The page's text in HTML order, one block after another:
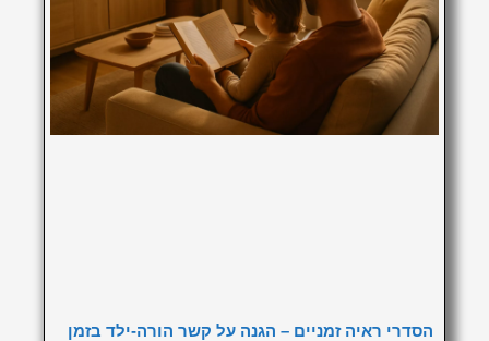
הסדרי ראיה זמניים – הגנה על קשר הורה-ילד בזמן